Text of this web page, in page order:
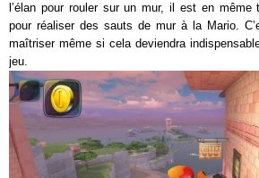
l’élan pour rouler sur un mur, il est en
pour réaliser des sauts de mur à la Mario.
maîtriser même si cela deviendra
jeu.